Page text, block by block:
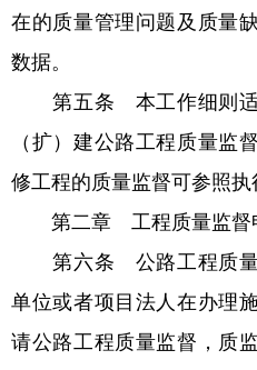
在的质量管理问题及质量
数据。
第五条 本工作细则适
（扩）建公路工程质量监
修工程的质量监督可参照执
第二章 工程质量监督
第六条 公路工程质量
单位或者项目法人在办理
请公路工程质量监督，质